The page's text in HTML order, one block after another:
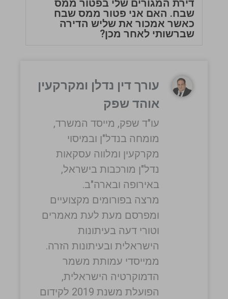
דירת המגורים שלי בפטור ממס
שבח. האם אני פטור ממס שבח
כאשר אמכור את שליש הדירה
שברשותי לאחר מכן?
עורך דין נדלן ומקרקעין
אוהד שפק
עו"ד שפק, מייסד המשרד,
מומחה בנדל"ן ובמיסוי
מקרקעין ומלווה עסקאות
נדל"ן מורכבות בישראל,
באירופה ובארה"ב.
מרצה בפורומים מקצועיים
ומפרסם מעת לעת מאמרים
וטורי דעה בעיתונות
הישראלית ובעיתונות הזרה.
ממייסדי עמותת משמר
הדמוקרטיה הישראלית,
הפועלת משנת 2019 לקידום